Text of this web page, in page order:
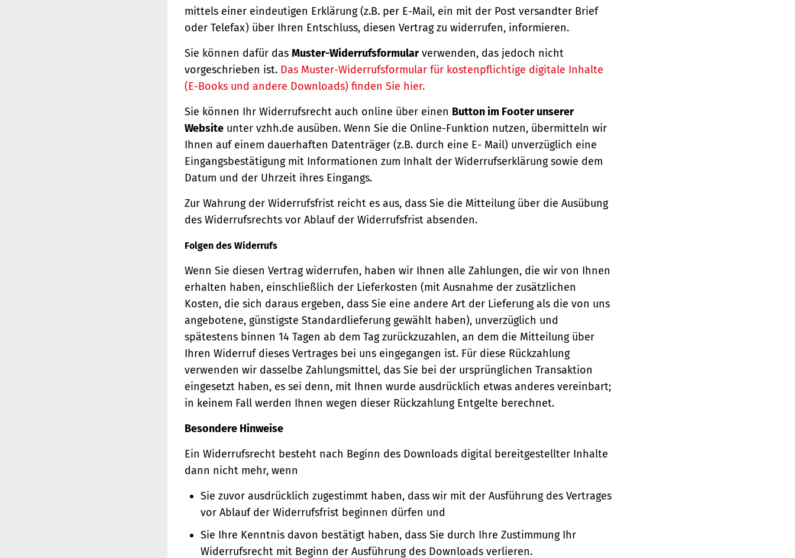
mittels einer eindeutigen Erklärung (z.B. per E-Mail, ein mit der Post versandter Brief
oder Telefax) über Ihren Entschluss, diesen Vertrag zu widerrufen, informieren.
Sie können dafür das Muster-Widerrufsformularverwenden, das jedoch nicht
vorgeschrieben ist. Das Muster-Widerrufsformular für kostenpflichtige digitale Inhalte
(E-Books und andere Downloads) finden Sie hier.
Sie können Ihr Widerrufsrecht auch online über einen Button im Footer unserer
Website unter vzhh.de ausüben. Wenn Sie die Online-Funktion nutzen, übermitteln wir
Ihnen auf einem dauerhaften Datenträger (z.B. durch eine E- Mail) unverzüglich eine
Eingangsbestätigung mit Informationen zum Inhalt der Widerrufserklärung sowie dem
Datum und der Uhrzeit ihres Eingangs.
Zur Wahrung der Widerrufsfrist reicht es aus, dass Sie die Mitteilung über die Ausübung
des Widerrufsrechts vor Ablauf der Widerrufsfrist absenden.
Folgen des Widerrufs
Wenn Sie diesen Vertrag widerrufen, haben wir Ihnen alle Zahlungen, die wir von Ihnen
erhalten haben, einschließlich der Lieferkosten (mit Ausnahme der zusätzlichen
Kosten, die sich daraus ergeben, dass Sie eine andere Art der Lieferung als die von uns
angebotene, günstigste Standardlieferung gewählt haben), unverzüglich und
spätestens binnen 14 Tagen ab dem Tag zurückzuzahlen, an dem die Mitteilung über
Ihren Widerruf dieses Vertrages bei uns eingegangen ist. Für diese Rückzahlung
verwenden wir dasselbe Zahlungsmittel, das Sie bei der ursprünglichen Transaktion
eingesetzt haben, es sei denn, mit Ihnen wurde ausdrücklich etwas anderes vereinbart;
in keinem Fall werden Ihnen wegen dieser Rückzahlung Entgelte berechnet.
Besondere Hinweise
Ein Widerrufsrecht besteht nach Beginn des Downloads digital bereitgestellter Inhalte
dann nicht mehr, wenn
Sie zuvor ausdrücklich zugestimmt haben, dass wir mit der Ausführung des Vertrages
vor Ablauf der Widerrufsfrist beginnen dürfen und
Sie Ihre Kenntnis davon bestätigt haben, dass Sie durch Ihre Zustimmung Ihr
Widerrufsrecht mit Beginn der Ausführung des Downloads verlieren.